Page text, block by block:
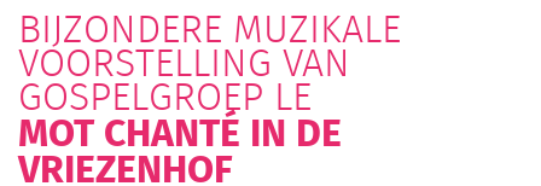
BIJZONDERE MUZIKALE
VOORSTELLING VAN
GOSPELGROEP LE
MOT CHANTÉ IN DE
VRIEZENHOF